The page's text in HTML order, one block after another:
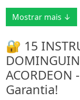
Mostrar mais ↓
🔐 15
ACORDEON
Garantia!